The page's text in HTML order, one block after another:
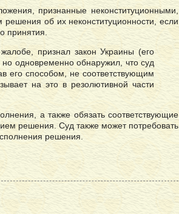
признанные неконституционными,
об их неконституционности, если
принятия.
признал закон Украины (его
одновременно обнаружил, что суд
его способом, не соответствующим
на это в резолютивной части
а также обязать соответствующие
решения. Суд также может потребовать
решения.